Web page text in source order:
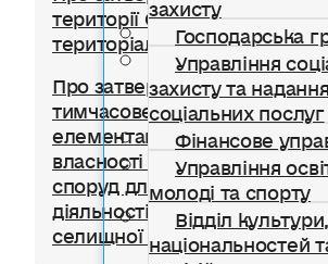
Господарська
Управління
захисту та
соціальних послуг
Фінансове
Управління
молоді та спорту
Відділ
національностей
території Солотвинської
територіальної громади
Про затвердження
тимчасове користування
елементами благоустрою
власності для розміщення
споруд для провадження
діяльності на території
селищної територіальної